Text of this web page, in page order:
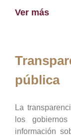
Ver más
pública
La
los
información